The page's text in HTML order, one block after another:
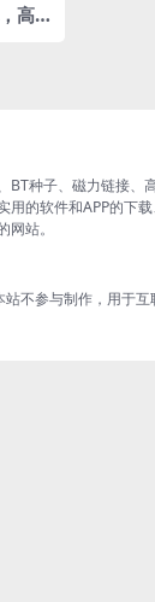
高于
BT种子、磁力链接、
的软件和APP的下载
站。
不参与制作，用于